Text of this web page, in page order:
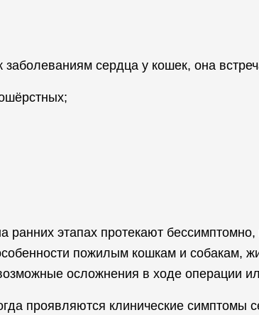
заболеваниям сердца у кошек, она
ранних этапах протекают
пожилым кошкам и собакам,
осложнения в ходе операции
проявляются клинические симптомы